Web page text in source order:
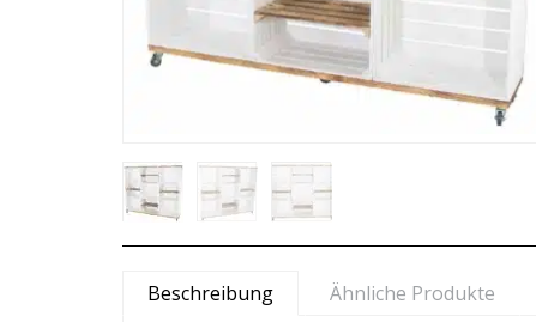
Beschreibung Ähnliche Produkte